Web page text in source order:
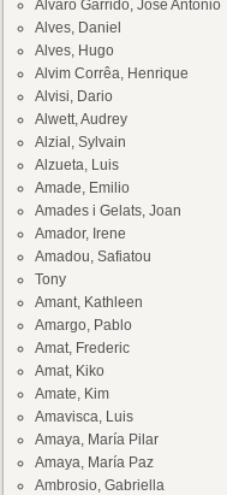
Álvaro Garrido, José Antonio
Alves, Daniel
Alves, Hugo
Alvim Corrêa, Henrique
Alvisi, Dario
Alwett, Audrey
Alzial, Sylvain
Alzueta, Luis
Amade, Emilio
Amades i Gelats, Joan
Amador, Irene
Amadou, Safiatou
Tony
Amant, Kathleen
Amargo, Pablo
Amat, Frederic
Amat, Kiko
Amate, Kim
Amavisca, Luis
Amaya, María Pilar
Amaya, María Paz
Ambrosio, Gabriella